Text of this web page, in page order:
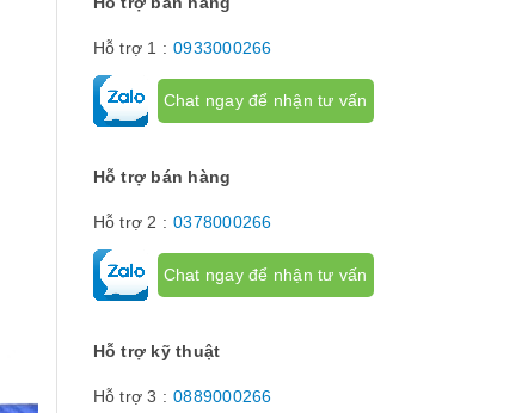
Hỗ trợ 1 : 0933000266
Chat ngay để nhận tư vấn
Hỗ trợ bán hàng
Hỗ trợ 2 : 0378000266
Chat ngay để nhận tư vấn
Hỗ trợ kỹ thuật
Hỗ trợ 3 : 0889000266